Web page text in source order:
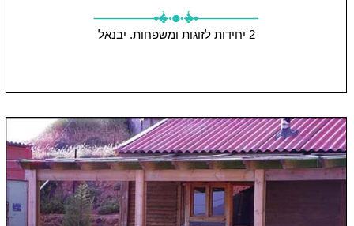
2 יחידות לזוגות ומשפחות. יבנאל